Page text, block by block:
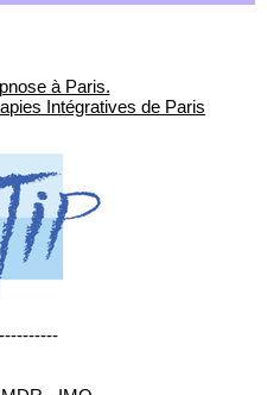
à Paris.
Intégratives de Paris